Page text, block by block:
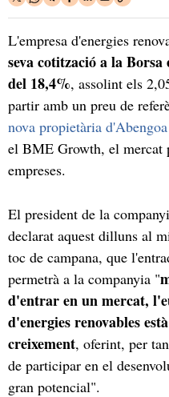
L'empresa d'energies
seva cotització a la
del 18,4%, assolint els
partir amb un preu de
nova propietària d'Abengoa
el BME Growth, el mercat
empreses.
El president de la
declarat aquest dilluns al
toc de campana, que
permetrà a la companyia "
d'entrar en un mercat,
d'energies renovables
creixement, oferint, per
de participar en el
gran potencial".